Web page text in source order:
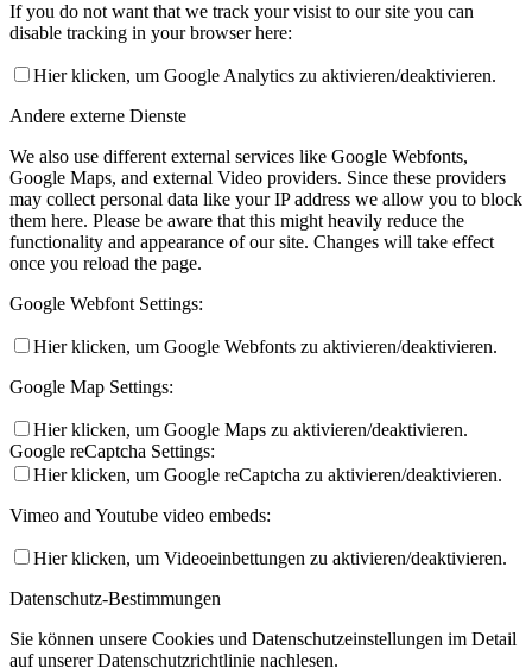
If you do not want that we track your visist to our site you can
disable tracking in your browser here:
Hier klicken, um Google Analytics zu aktivieren/deaktivieren.
Andere externe Dienste
We also use different external services like Google Webfonts,
Google Maps, and external Video providers. Since these providers
may collect personal data like your IP address we allow you to block
them here. Please be aware that this might heavily reduce the
functionality and appearance of our site. Changes will take effect
once you reload the page.
Google Webfont Settings:
Hier klicken, um Google Webfonts zu aktivieren/deaktivieren.
Google Map Settings:
Hier klicken, um Google Maps zu aktivieren/deaktivieren.
Google reCaptcha Settings:
Hier klicken, um Google reCaptcha zu aktivieren/deaktivieren.
Vimeo and Youtube video embeds:
Hier klicken, um Videoeinbettungen zu aktivieren/deaktivieren.
Datenschutz-Bestimmungen
Sie können unsere Cookies und Datenschutzeinstellungen im Detail
auf unserer Datenschutzrichtlinie nachlesen.